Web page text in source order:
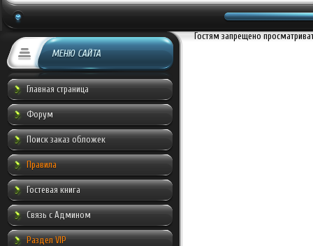
МЕНЮ САЙТА
Главная страница
Форум
Поиск заказ обложек
Правила
Гостевая книга
Связь с Админом
Раздел VIP
Гостям запрещено